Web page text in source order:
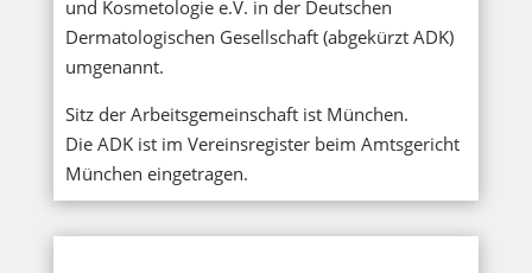
und Kosmetologie e.V. in der Deutschen
Dermatologischen Gesellschaft (abgekürzt ADK)
umgenannt.
Sitz der Arbeitsgemeinschaft ist München.
Die ADK ist im Vereinsregister beim Amtsgericht
München eingetragen.